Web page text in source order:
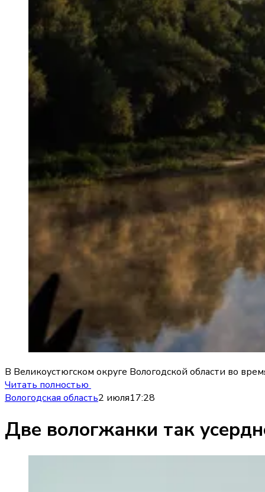
В Великоустюгском округе Вологодской области во
Читать полностью
Вологодская область2 июля17:28
Две вологжанки так